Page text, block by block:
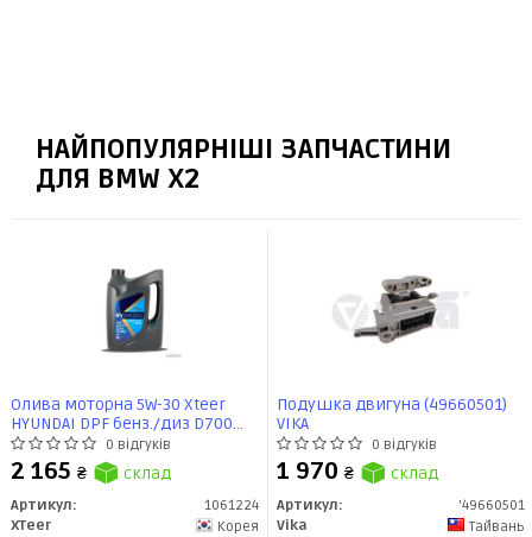
НАЙПОПУЛЯРНІШІ ЗАПЧАСТИНИ
ДЛЯ BMW X2
Олива моторна 5W-30 Xteer
HYUNDAI DPF бенз./диз D700
API SP, ACEA C2/C3, 6л, синт
0 відгуків
2 165 ₴ склад
Артикул:
1061224
XTeer
Корея
Подушка двигуна (49660501)
VIKA
0 відгуків
1 970 ₴ склад
Артикул:
'49660501
Vika
Тайвань